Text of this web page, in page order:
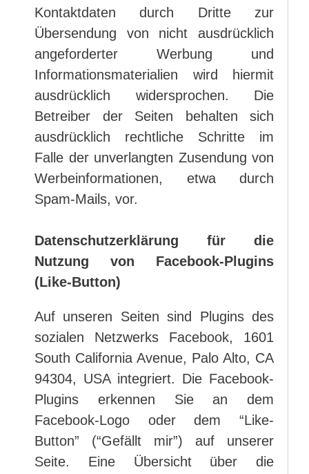
Kontaktdaten durch Dritte zur
Übersendung von nicht ausdrücklich
angeforderter Werbung und
Informationsmaterialien wird hiermit
ausdrücklich widersprochen. Die
Betreiber der Seiten behalten sich
ausdrücklich rechtliche Schritte im
Falle der unverlangten Zusendung von
Werbeinformationen, etwa durch
Spam-Mails, vor.
Datenschutzerklärung für die
Nutzung von Facebook-Plugins
(Like-Button)
Auf unseren Seiten sind Plugins des
sozialen Netzwerks Facebook, 1601
South California Avenue, Palo Alto, CA
94304, USA integriert. Die Facebook-
Plugins erkennen Sie an dem
Facebook-Logo oder dem “Like-
Button” (“Gefällt mir”) auf unserer
Seite. Eine Übersicht über die